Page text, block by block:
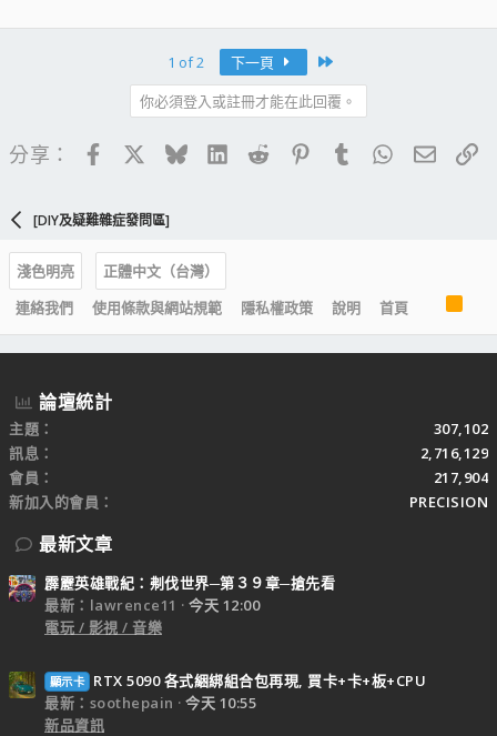
1 of 2 下一頁
你必須登入或註冊才能在此回覆。
分享： FacebookBlueskyLinkedIn
Reddit PinterestTumblrWhatsApp
電子
[DIY及疑難雜症發問區]
淺色明亮
正體中文（台灣）
連絡我們
使用條款與網站規範 隱私權政策 說明 首頁
R
S
S
論壇統計
主題
307,102
訊息
2,716,129
會員
217,904
新加入的會員
PRECISION
最新文章
霹靂英雄戰紀：刜伐世界─第３９章─搶先看
最新：lawrence11
今天 12:00
電玩 / 影視 / 音樂
顯示卡
RTX 5090 各式綑綁組合包再現, 買卡+卡+板+CPU
最新：soothepain
今天 10:55
新品資訊